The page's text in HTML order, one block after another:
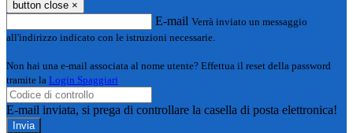
button close ×
E-mail Verrà inviato un messaggio
all'indirizzo indicato con le istruzioni necessarie.
Non hai una e-mail associata al nome utente? Effettua il reset della password
tramite la Login Spaggiari
E-mail inviata, si prega di controllare la casella di posta elettronica!